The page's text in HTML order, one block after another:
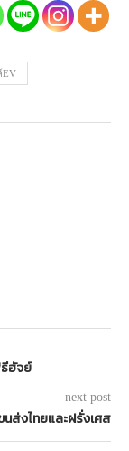
EV
ฮัจย์
next post
นส่งไทยและฝรั่งเศส